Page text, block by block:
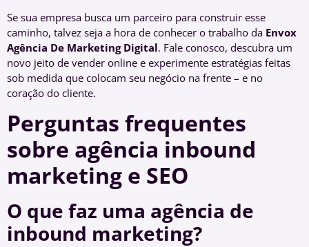
Se sua empresa busca um parceiro para construir esse
caminho, talvez seja a hora de conhecer o trabalho da Envox
Agência De Marketing Digital. Fale conosco, descubra um
novo jeito de vender online e experimente estratégias feitas
sob medida que colocam seu negócio na frente – e no
coração do cliente.
Perguntas frequentes
sobre agência inbound
marketing e SEO
O que faz uma agência de
inbound marketing?